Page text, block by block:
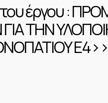
του έργου :
ΤΗΝ
Ε4>>